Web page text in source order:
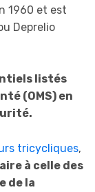
1960 et est
Deprelio
listés
(OMS) en
tricycliques,
à celle des
de la